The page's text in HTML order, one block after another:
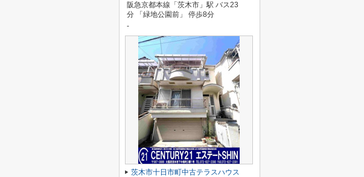
阪急京都本線「茨木市」駅 バス23
分 「緑地公園前」 停歩8分
-
茨木市十日市町中古テラスハウス